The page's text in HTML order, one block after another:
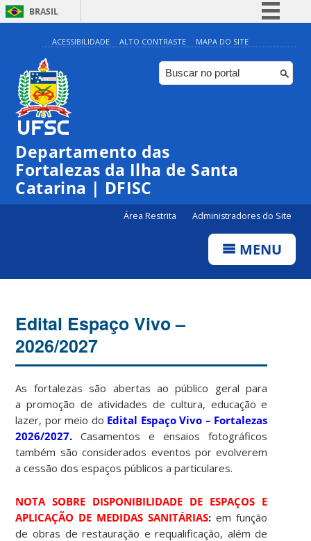
BRASIL
Simplifique!
Comunica BR
Participe
ACESSIBILIDADE ALTO CONTRASTE MAPA DO SITE
Departamento das
Fortalezas da Ilha de Santa
Catarina | DFISC
Área Restrita Administradores do Site
MENU
Edital Espaço Vivo –
2026/2027
As fortalezas são abertas ao público geral para
a promoção de atividades de cultura, educação e
lazer, por meio do Edital Espaço Vivo – Fortalezas
2026/2027. Casamentos e ensaios fotográficos
também são considerados eventos por evolverem
a cessão dos espaços públicos a particulares.
NOTA SOBRE DISPONIBILIDADE DE ESPAÇOS E
APLICAÇÃO DE MEDIDAS SANITÁRIAS:em função
de obras de restauração e requalificação, além de